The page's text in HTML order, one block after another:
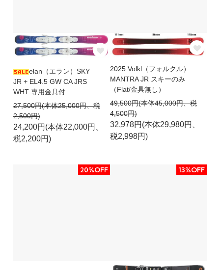
elan（エラン）SKY
JR + EL4.5 GW CA JRS
WHT 専用金具付
27,500円(本体25,000円、税
2,500円)
24,200円(本体22,000円、
税2,200円)
2025 Volkl（フォルクル）
MANTRA JR スキーのみ
（Flat/金具無し）
49,500円(本体45,000円、税
4,500円)
32,978円(本体29,980円、
税2,998円)
20%OFF 13%OFF